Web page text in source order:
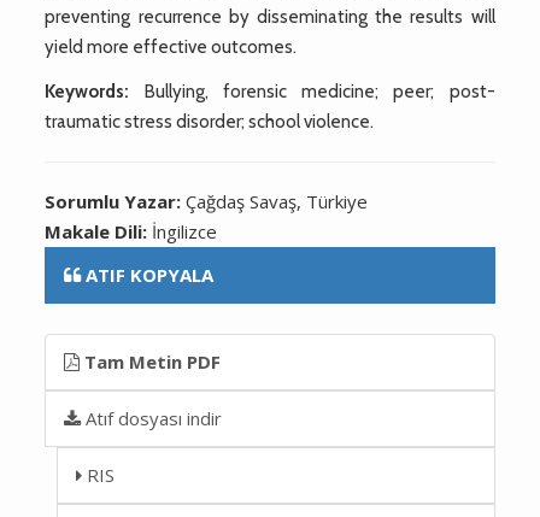
preventing recurrence by disseminating the results will
yield more effective outcomes.
Keywords: Bullying, forensic medicine; peer; post-
traumatic stress disorder; school violence.
Sorumlu Yazar:Çağdaş Savaş, Türkiye
Makale Dili: İngilizce
ATIF KOPYALA
Tam Metin PDF
Atıf dosyası indir
RIS